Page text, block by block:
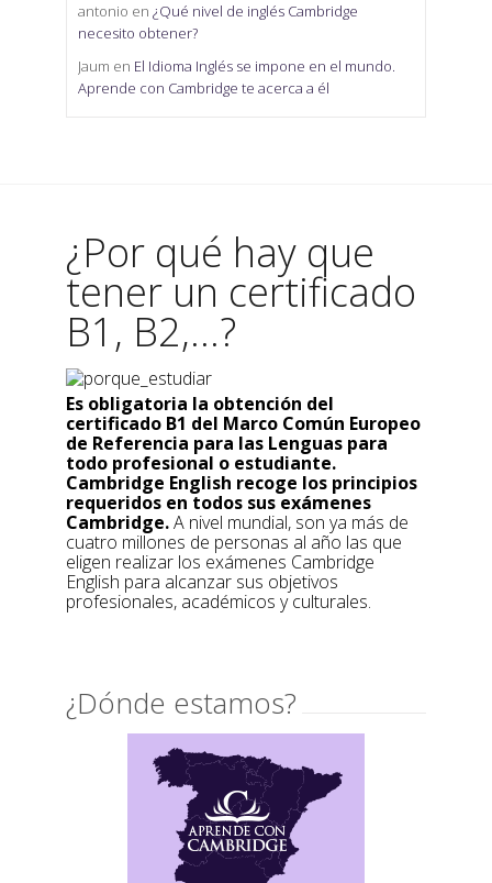
antonio en ¿Qué nivel de inglés Cambridge
necesito obtener?
Jaum en El Idioma Inglés se impone en el mundo.
Aprende con Cambridge te acerca a él
¿Por qué hay que
tener un certificado
B1, B2,...?
Es obligatoria la obtención del
certificado B1 del Marco Común Europeo
de Referencia para las Lenguas para
todo profesional o estudiante.
Cambridge English recoge los principios
requeridos en todos sus exámenes
Cambridge.A nivel mundial, son ya más de
cuatro millones de personas al año las que
eligen realizar los exámenes Cambridge
English para alcanzar sus objetivos
profesionales, académicos y culturales.
¿Dónde estamos?